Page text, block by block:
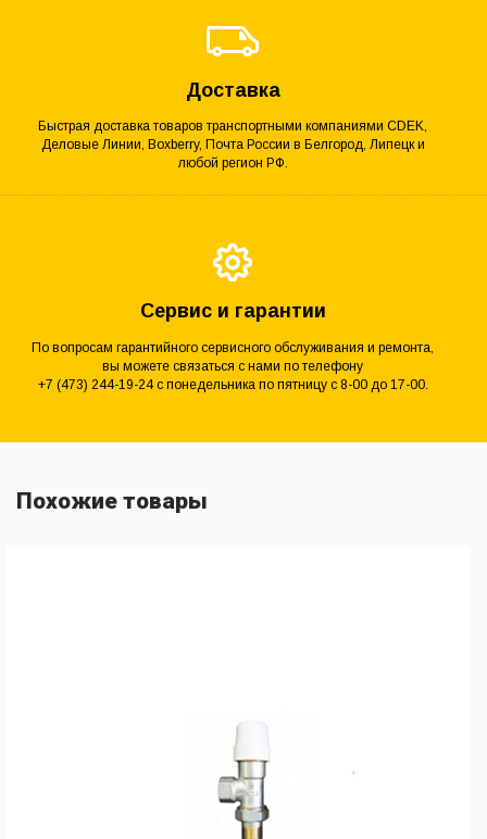
Доставка
Быстрая доставка товаров транспортными компаниями CDEK,
Деловые Линии, Boxberry, Почта России в Белгород, Липецк и
любой регион РФ.
Сервис и гарантии
По вопросам гарантийного сервисного обслуживания и ремонта,
вы можете связаться с нами по телефону
+7 (473) 244-19-24 с понедельника по пятницу с 8-00 до 17-00.
Похожие товары